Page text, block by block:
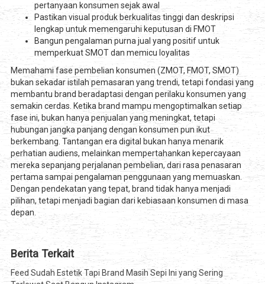
pertanyaan konsumen sejak awal
Pastikan visual produk berkualitas tinggi dan deskripsi
lengkap untuk memengaruhi keputusan di FMOT
Bangun pengalaman purna jual yang positif untuk
memperkuat SMOT dan memicu loyalitas
Memahami fase pembelian konsumen (ZMOT, FMOT, SMOT)
bukan sekadar istilah pemasaran yang trendi, tetapi fondasi yang
membantu brand beradaptasi dengan perilaku konsumen yang
semakin cerdas. Ketika brand mampu mengoptimalkan setiap
fase ini, bukan hanya penjualan yang meningkat, tetapi
hubungan jangka panjang dengan konsumen pun ikut
berkembang. Tantangan era digital bukan hanya menarik
perhatian audiens, melainkan mempertahankan kepercayaan
mereka sepanjang perjalanan pembelian, dari rasa penasaran
pertama sampai pengalaman penggunaan yang memuaskan.
Dengan pendekatan yang tepat, brand tidak hanya menjadi
pilihan, tetapi menjadi bagian dari kebiasaan konsumen di masa
depan.
Berita Terkait
Feed Sudah Estetik Tapi Brand Masih Sepi Ini yang Sering